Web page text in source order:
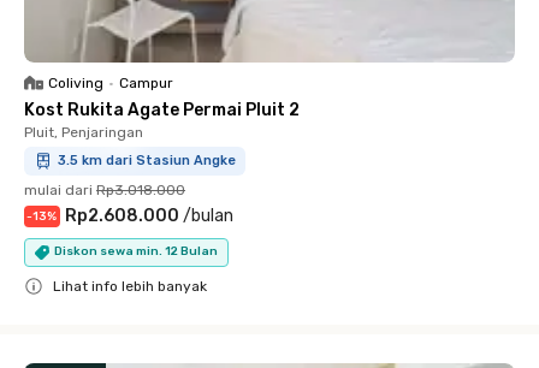
Coliving • Campur
Kost Rukita Agate Permai Pluit 2
Pluit, Penjaringan
3.5 km dari Stasiun Angke
mulai dari Rp3.018.000
-13% Rp2.608.000 /bulan
Diskon sewa min. 12 Bulan
Lihat info lebih banyak